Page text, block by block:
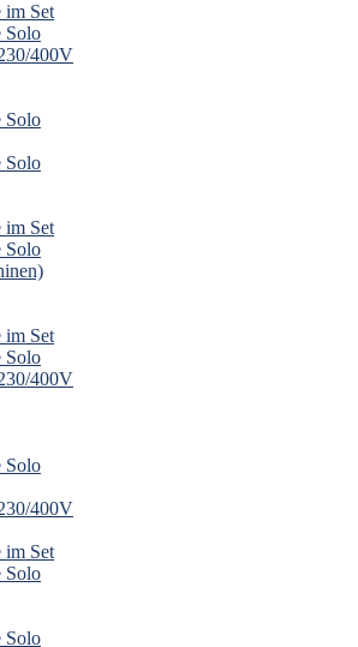
im Set
Solo
400V
Solo
Solo
im Set
Solo
im Set
Solo
400V
Solo
400V
im Set
Solo
Solo